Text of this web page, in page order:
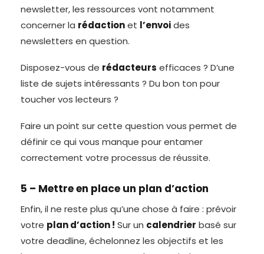
newsletter, les ressources vont notamment
concerner la rédactionet l’envoides
newsletters en question.
Disposez-vous de rédacteurs efficaces ? D’une
liste de sujets intéressants ? Du bon ton pour
toucher vos lecteurs ?
Faire un point sur cette question vous permet de
définir ce qui vous manque pour entamer
correctement votre processus de réussite.
5 – Mettre en place un plan d’action
Enfin, il ne reste plus qu’une chose à faire : prévoir
votre plan d’action ! Sur un calendrier basé sur
votre deadline, échelonnez les objectifs et les